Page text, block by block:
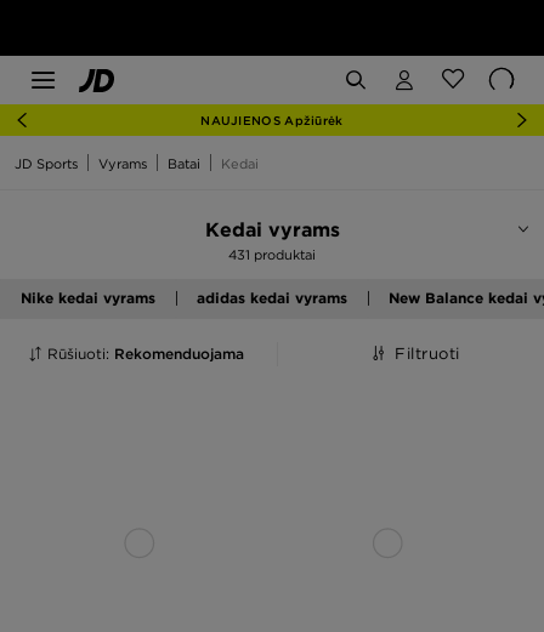
NAUJIENOS Apžiūrėk
JD Sports Vyrams Batai Kedai
Kedai vyrams
431 produktai
Nike kedai vyrams adidas kedai vyrams New Balance kedai
Rūšiuoti: Rekomenduojama Filtruoti